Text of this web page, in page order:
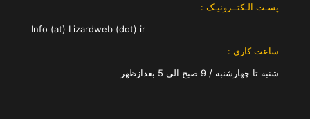
پسـت الـکتــرونیـک :
Info (at) Lizardweb (dot) ir
ساعت کاری :
شنبه تا چهارشنبه / 9 صبح الی 5 بعدازظهر